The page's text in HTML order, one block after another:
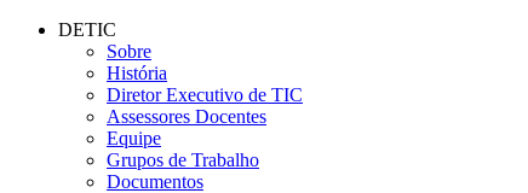
Conteúdo principal
DETIC
Sobre
História
Diretor Executivo de TIC
Assessores Docentes
Equipe
Grupos de Trabalho
Documentos